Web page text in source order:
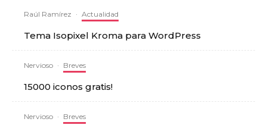
Raúl Ramírez · Actualidad
Tema Isopixel Kroma para WordPress
Nervioso · Breves
15000 iconos gratis!
Nervioso · Breves